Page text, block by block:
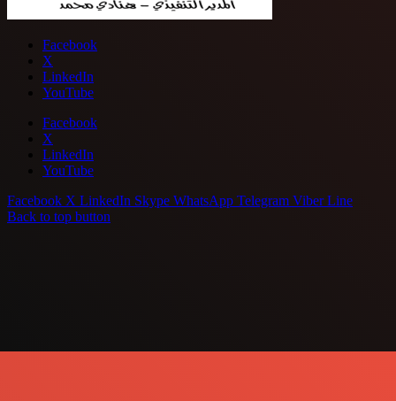
Facebook
X
LinkedIn
YouTube
Facebook
X
LinkedIn
YouTube
Facebook X LinkedIn Skype WhatsApp Telegram Viber Line
Back to top button